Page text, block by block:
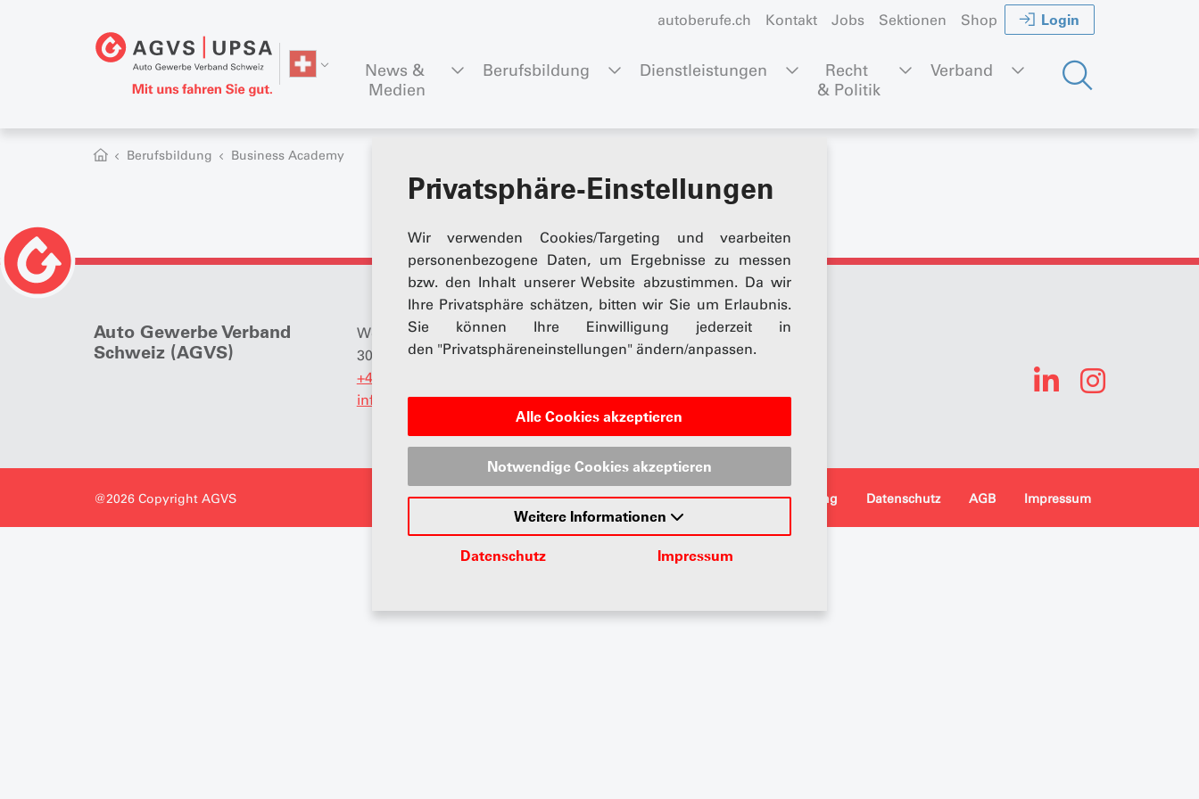
Privatsphäre-Einstellungen
Wir verwenden Cookies/Targeting und vearbeiten
personenbezogene Daten, um Ergebnisse zu messen
bzw. den Inhalt unserer Website abzustimmen. Da wir
Ihre Privatsphäre schätzen, bitten wir Sie um Erlaubnis.
Sie können Ihre Einwilligung jederzeit in
den "Privatsphäreneinstellungen" ändern/anpassen.
Alle Cookies akzeptieren
Notwendige Cookies akzeptieren
Weitere Informationen
Datenschutz Impressum
autoberufe.ch Kontakt Jobs Sektionen Shop Login
News &
Medien
Berufsbildung Dienstleistungen
Recht
& Politik
Verband
Berufsbildung Business Academy
Auto Gewerbe Verband
Schweiz (AGVS)
Wölflistrasse 5
3006 Bern
+41 (0)31 307 15 15
info
agvs-upsa.ch
Business Academy
Events AGVS Schweiz
Verband
@2026 Copyright AGVS Privatsphäreneinstellung Datenschutz AGB Impressum